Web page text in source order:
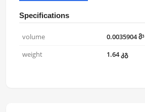
Specifications
volume
0.0035904 მ³
weight
1.64 კგ